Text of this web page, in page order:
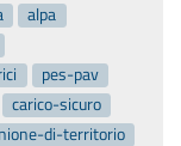
alpa
pes-pav
carico-sicuro
di-territorio